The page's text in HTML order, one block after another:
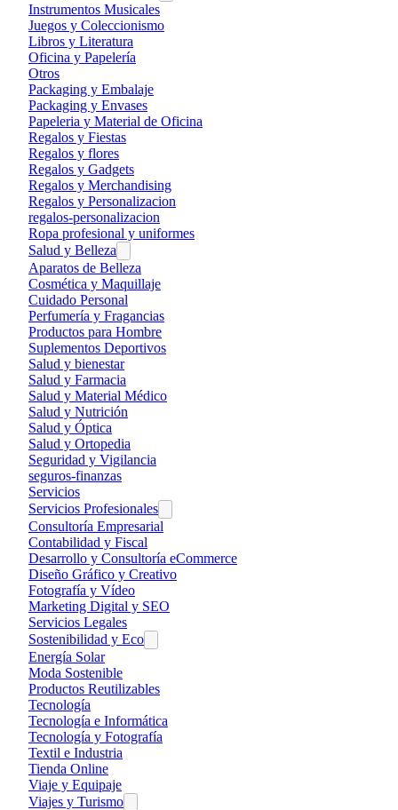
Instrumentos Musicales
Juegos y Coleccionismo
Libros y Literatura
Oficina y Papelería
Otros
Packaging y Embalaje
Packaging y Envases
Papeleria y Material de Oficina
Regalos y Fiestas
Regalos y flores
Regalos y Gadgets
Regalos y Merchandising
Regalos y Personalizacion
regalos-personalizacion
Ropa profesional y uniformes
Salud y Belleza
Aparatos de Belleza
Cosmética y Maquillaje
Cuidado Personal
Perfumería y Fragancias
Productos para Hombre
Suplementos Deportivos
Salud y bienestar
Salud y Farmacia
Salud y Material Médico
Salud y Nutrición
Salud y Óptica
Salud y Ortopedia
Seguridad y Vigilancia
seguros-finanzas
Servicios
Servicios Profesionales
Consultoría Empresarial
Contabilidad y Fiscal
Desarrollo y Consultoría eCommerce
Diseño Gráfico y Creativo
Fotografía y Vídeo
Marketing Digital y SEO
Servicios Legales
Sostenibilidad y Eco
Energía Solar
Moda Sostenible
Productos Reutilizables
Tecnología
Tecnología e Informática
Tecnología y Fotografía
Textil e Industria
Tienda Online
Viaje y Equipaje
Viajes y Turismo